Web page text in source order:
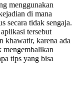
menggunakan
di mana
secara tidak sengaja.
tersebut
khawatir, karena ada
mengembalikan
tips yang bisa